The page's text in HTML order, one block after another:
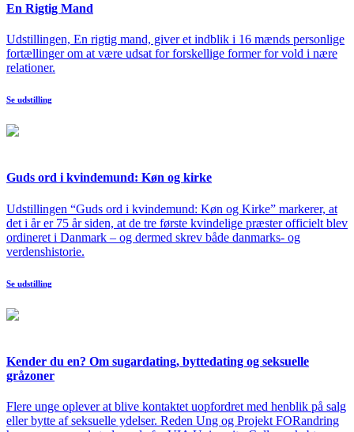
En Rigtig Mand
Udstillingen, En rigtig mand, giver et indblik i 16 mænds personlige
fortællinger om at være udsat for forskellige former for vold i nære
relationer.
Se udstilling
Guds ord i kvindemund: Køn og kirke
Udstillingen “Guds ord i kvindemund: Køn og Kirke” markerer, at
det i år er 75 år siden, at de tre første kvindelige præster officielt blev
ordineret i Danmark – og dermed skrev både danmarks- og
verdenshistorie.
Se udstilling
Kender du en? Om sugardating, byttedating og seksuelle
gråzoner
Flere unge oplever at blive kontaktet uopfordret med henblik på salg
eller bytte af seksuelle ydelser. Reden Ung og Projekt FORandring